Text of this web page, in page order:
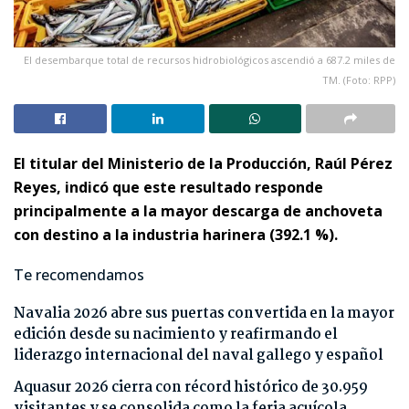
El desembarque total de recursos hidrobiológicos ascendió a 687.2 miles de
TM. (Foto: RPP)
El titular del Ministerio de la Producción, Raúl Pérez
Reyes, indicó que este resultado responde
principalmente a la mayor descarga de anchoveta
con destino a la industria harinera (392.1 %).
Te recomendamos
Navalia 2026 abre sus puertas convertida en la mayor
edición desde su nacimiento y reafirmando el
liderazgo internacional del naval gallego y español
Aquasur 2026 cierra con récord histórico de 30.959